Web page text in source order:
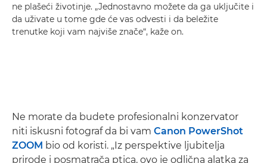
ne plašeći životinje. „Jednostavno možete da ga uključite i
da uživate u tome gde će vas odvesti i da beležite
trenutke koji vam najviše znače“, kaže on.
Ne morate da budete profesionalni konzervator
niti iskusni fotograf da bi vam Canon PowerShot
ZOOM bio od koristi. „Iz perspektive ljubitelja
prirode i posmatrača ptica, ovo je odlična alatka za